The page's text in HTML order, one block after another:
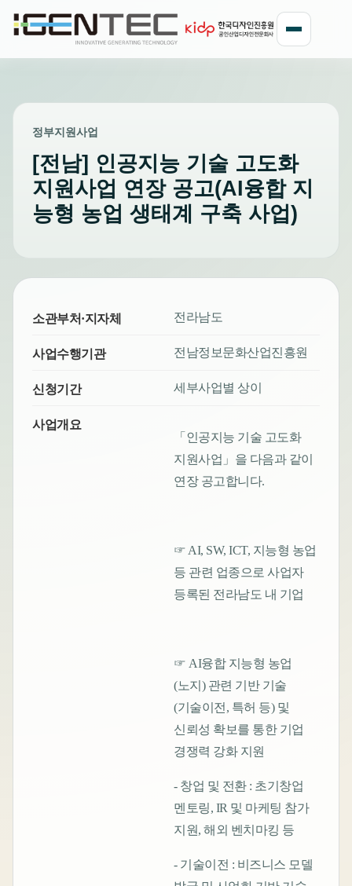
정부지원사업
[전남] 인공지능 기술 고도화
지원사업 연장 공고(AI융합 지
능형 농업 생태계 구축 사업)
소관부처·지자체 전라남도
사업수행기관 전남정보문화산업진흥원
신청기간 세부사업별 상이
사업개요
「인공지능 기술 고도화
지원사업」을 다음과 같이
연장 공고합니다.
☞ AI, SW, ICT, 지능형 농업
등 관련 업종으로 사업자
등록된 전라남도 내 기업
☞ AI융합 지능형 농업
(노지) 관련 기반 기술
(기술이전, 특허 등) 및
신뢰성 확보를 통한 기업
경쟁력 강화 지원
- 창업 및 전환 : 초기창업
멘토링, IR 및 마케팅 참가
지원, 해외 벤치마킹 등
- 기술이전 : 비즈니스 모델